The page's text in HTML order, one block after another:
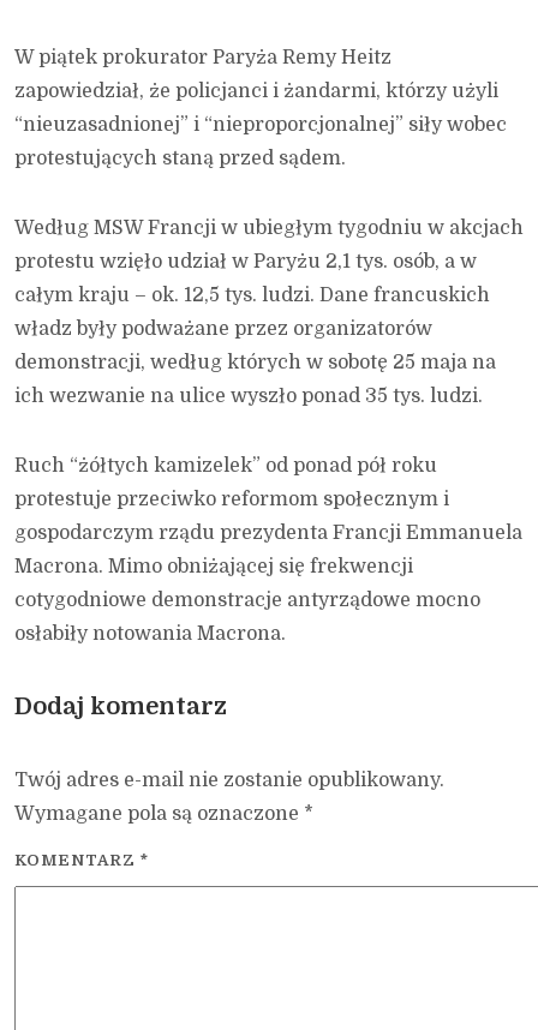
W piątek prokurator Paryża Remy Heitz
zapowiedział, że policjanci i żandarmi, którzy użyli
“nieuzasadnionej” i “nieproporcjonalnej” siły wobec
protestujących staną przed sądem.
Według MSW Francji w ubiegłym tygodniu w akcjach
protestu wzięło udział w Paryżu 2,1 tys. osób, a w
całym kraju – ok. 12,5 tys. ludzi. Dane francuskich
władz były podważane przez organizatorów
demonstracji, według których w sobotę 25 maja na
ich wezwanie na ulice wyszło ponad 35 tys. ludzi.
Ruch “żółtych kamizelek” od ponad pół roku
protestuje przeciwko reformom społecznym i
gospodarczym rządu prezydenta Francji Emmanuela
Macrona. Mimo obniżającej się frekwencji
cotygodniowe demonstracje antyrządowe mocno
osłabiły notowania Macrona.
Dodaj komentarz
Twój adres e-mail nie zostanie opublikowany.
Wymagane pola są oznaczone *
KOMENTARZ *